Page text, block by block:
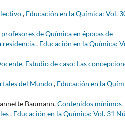
, Educación en la Química: Vol.
de Química en épocas de
residencia, Educación en la Química:
Estudio de caso: Las
del Mundo, Educación en la
Baumann,Contenidos mínimos
, Educación en la Química: Vol. 31